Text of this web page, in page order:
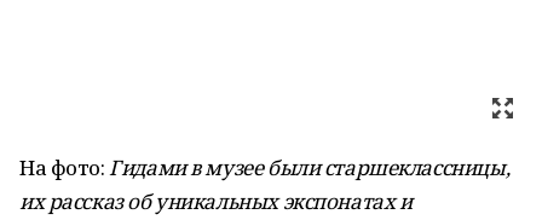
На фото:Гидами в музее были старшеклассницы,
их рассказ об уникальных экспонатах и